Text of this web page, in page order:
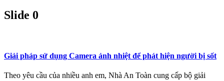
Slide 0
Giải pháp sử dụng Camera ảnh nhiệt để phát hiện người bị sốt
Theo yêu cầu của nhiều anh em, Nhà An Toàn cung cấp bộ giải